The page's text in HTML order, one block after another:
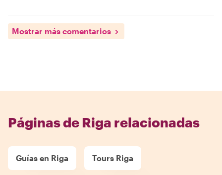
Mostrar más comentarios
Páginas de Riga relacionadas
Guías en Riga Tours Riga